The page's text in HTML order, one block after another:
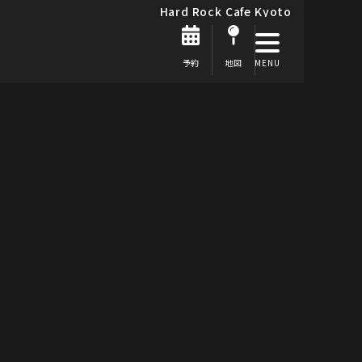
Hard Rock Cafe Kyoto
予約 地図